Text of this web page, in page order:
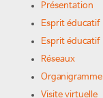
Présentation
Esprit éducatif
Esprit éducatif
Réseaux
Organigramme
Visite virtuelle